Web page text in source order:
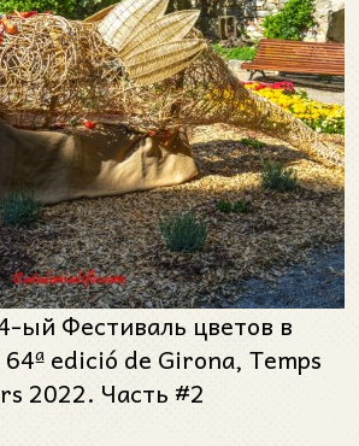
ый Фестиваль цветов в
edició de Girona, Temps
2022. Часть #2